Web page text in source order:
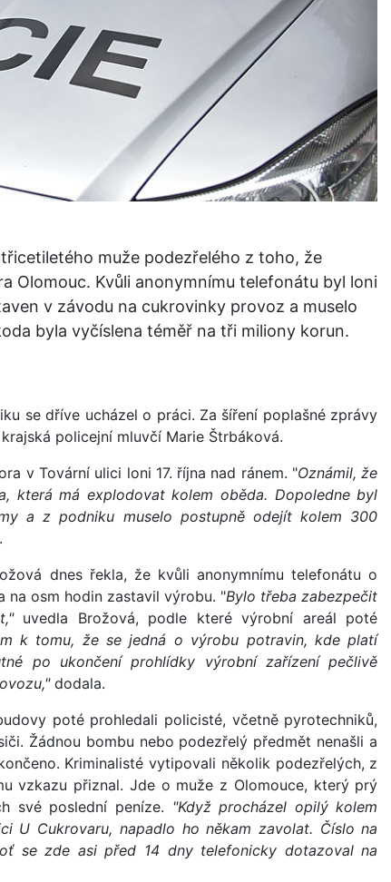
muže podezřelého z toho, že
Olomouc. Kvůli anonymnímu telefonátu byl loni
v závodu na cukrovinky provoz a muselo
byla vyčíslena téměř na tři miliony korun.
se dříve ucházel o práci. Za šíření poplašné zprávy
policejní mluvčí Marie Štrbáková.
v Tovární ulici loni 17. října nad ránem. "Oznámil, že
která má explodovat kolem oběda. Dopoledne byl
a z podniku muselo postupně odejít kolem 300
dnes řekla, že kvůli anonymnímu telefonátu o
na osm hodin zastavil výrobu. "Bylo třeba zabezpečit
uvedla Brožová, podle které výrobní areál poté
k tomu, že se jedná o výrobu potravin, kde platí
po ukončení prohlídky výrobní zařízení pečlivě
dodala.
poté prohledali policisté, včetně pyrotechniků,
Žádnou bombu nebo podezřelý předmět nenašli a
Kriminalisté vytipovali několik podezřelých, z
vzkazu přiznal. Jde o muže z Olomouce, který prý
své poslední peníze. "Když procházel opilý kolem
U Cukrovaru, napadlo ho někam zavolat. Číslo na
se zde asi před 14 dny telefonicky dotazoval na